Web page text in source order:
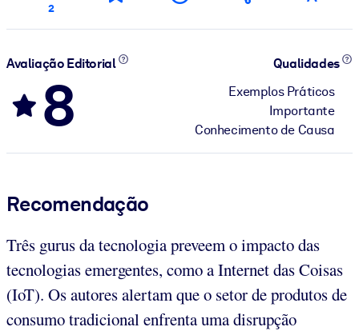
2
Avaliação Editorial
8
Qualidades
Exemplos Práticos
Importante
Conhecimento de Causa
Recomendação
Três gurus da tecnologia preveem o impacto das
tecnologias emergentes, como a Internet das Coisas
(IoT). Os autores alertam que o setor de produtos de
consumo tradicional enfrenta uma disrupção